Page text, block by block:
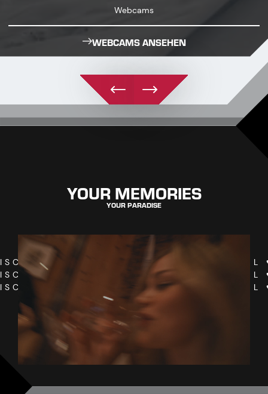
Webcams
WEBCAMS ANSEHEN
YOUR MEMORIES
YOUR PARADISE
ISCHGL ♥ ISCHGL ♥ ISCHGL ♥
ISCHGL ♥ ISCHGL ♥ ISCHGL ♥
ISCHGL ♥ ISCHGL ♥ ISCHGL ♥